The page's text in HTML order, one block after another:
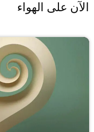
الآن على الهواء